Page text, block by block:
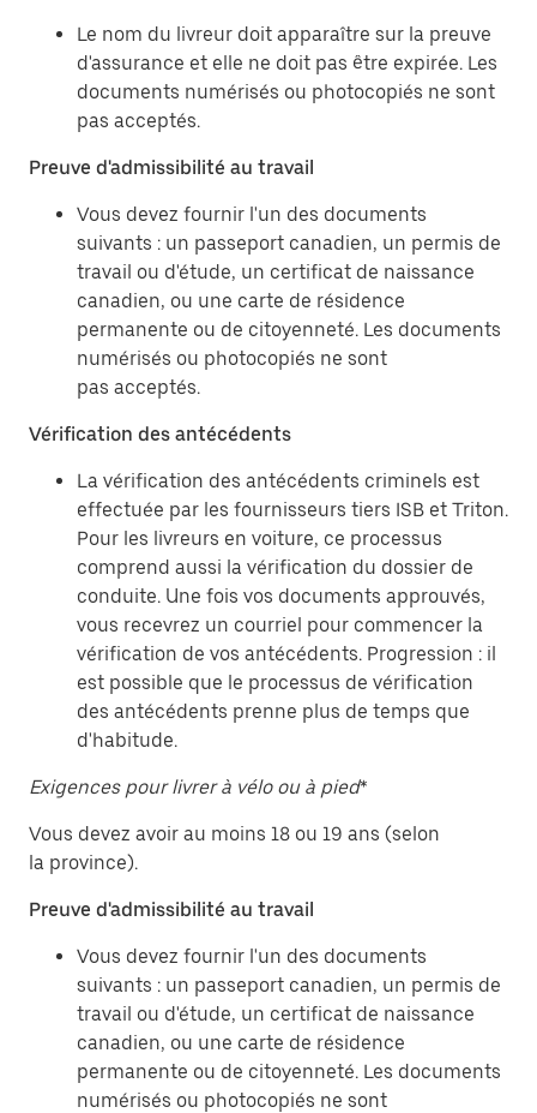
Le nom du livreur doit apparaître sur la preuve
d'assurance et elle ne doit pas être expirée. Les
documents numérisés ou photocopiés ne sont
pas acceptés.
Preuve d'admissibilité au travail
Vous devez fournir l'un des documents
suivants : un passeport canadien, un permis de
travail ou d'étude, un certificat de naissance
canadien, ou une carte de résidence
permanente ou de citoyenneté. Les documents
numérisés ou photocopiés ne sont
pas acceptés.
Vérification des antécédents
La vérification des antécédents criminels est
effectuée par les fournisseurs tiers ISB et Triton.
Pour les livreurs en voiture, ce processus
comprend aussi la vérification du dossier de
conduite. Une fois vos documents approuvés,
vous recevrez un courriel pour commencer la
vérification de vos antécédents. Progression : il
est possible que le processus de vérification
des antécédents prenne plus de temps que
d'habitude.
Exigences pour livrer à vélo ou à pied*
Vous devez avoir au moins 18 ou 19 ans (selon
la province).
Preuve d'admissibilité au travail
Vous devez fournir l'un des documents
suivants : un passeport canadien, un permis de
travail ou d'étude, un certificat de naissance
canadien, ou une carte de résidence
permanente ou de citoyenneté. Les documents
numérisés ou photocopiés ne sont